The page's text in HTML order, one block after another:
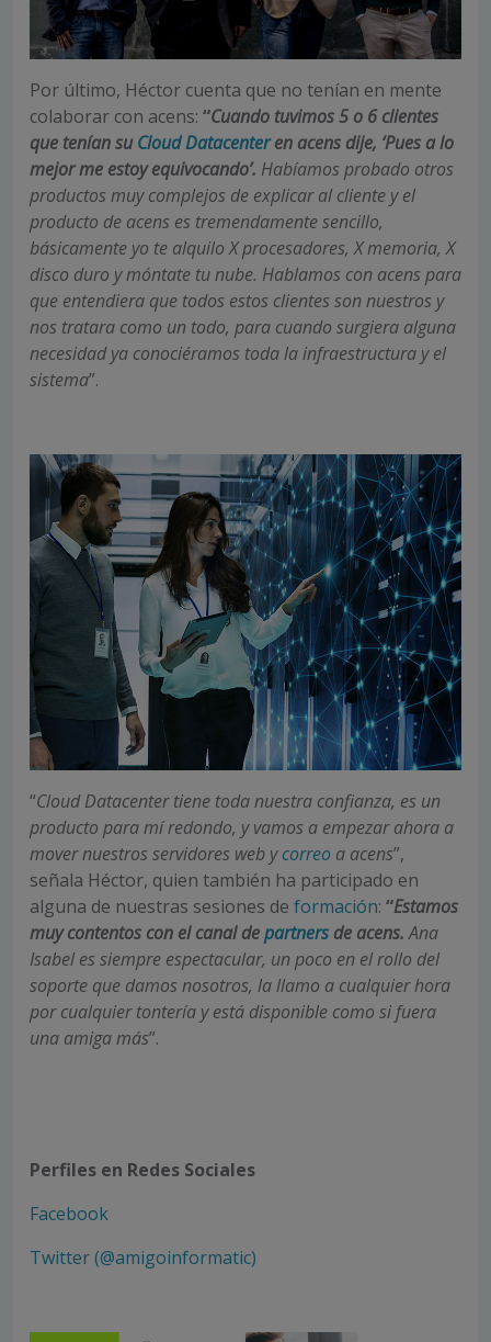
Por último, Héctor cuenta que no tenían en mente
colaborar con acens: “Cuando tuvimos 5 o 6 clientes
que tenían su Cloud Datacenteren acens dije, ‘Pues a lo
mejor me estoy equivocando’. Habíamos probado otros
productos muy complejos de explicar al cliente y el
producto de acens es tremendamente sencillo,
básicamente yo te alquilo X procesadores, X memoria, X
disco duro y móntate tu nube. Hablamos con acens para
que entendiera que todos estos clientes son nuestros y
nos tratara como un todo, para cuando surgiera alguna
necesidad ya conociéramos toda la infraestructura y el
sistema”.
“Cloud Datacenter tiene toda nuestra confianza, es un
producto para mí redondo, y vamos a empezar ahora a
mover nuestros servidores web ycorreo a acens”,
señala Héctor, quien también ha participado en
alguna de nuestras sesiones de formación: “Estamos
muy contentos con el canal departners de acens.Ana
Isabel es siempre espectacular, un poco en el rollo del
soporte que damos nosotros, la llamo a cualquier hora
por cualquier tontería y está disponible como si fuera
una amiga más”.
Perfiles en Redes Sociales
Facebook
Twitter (@amigoinformatic)